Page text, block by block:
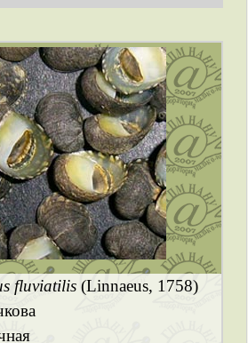
fluviatilis (Linnaeus, 1758)